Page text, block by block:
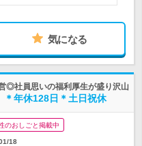
気になる
◎社員思いの福利厚生が盛り沢山
＊年休128日＊土日祝休
のおしごと掲載中
18